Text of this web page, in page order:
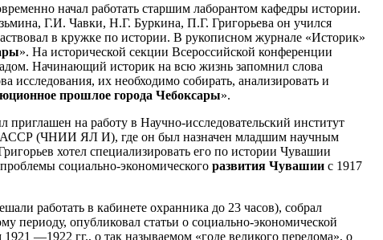
начал работать старшим лаборантом кафедры истории.
Г.И. Чавки, Н.Г. Буркина, П.Г. Григорьева он учился
в кружке по истории. В рукописном журнале «Историк»
». На исторической секции Всероссийской конференции
Начинающий историк на всю жизнь запомнил слова
исследования, их необходимо собирать, анализировать и
прошлое города Чебоксары».
на работу в Научно-исследовательский институт
АССР (ЧНИИ ЯЛ И), где он был назначен младшим научным
хотел специализировать его по истории Чувашии
социально-экономическогоразвития Чувашиис 1917
работать в кабинете охранника до 23 часов), собрал
периоду, опубликовал статьи о социально-экономической
—1922 гг., о так называемом «годе великого перелома», о